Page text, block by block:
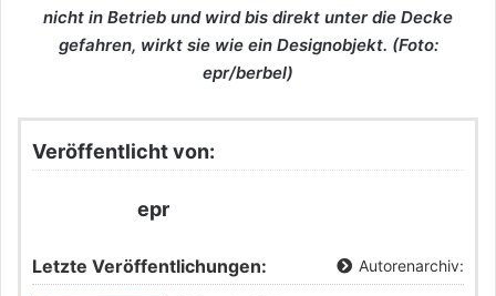
nicht in Betrieb und wird bis direkt unter die Decke
gefahren, wirkt sie wie ein Designobjekt. (Foto:
epr/berbel)
Veröffentlicht von:
epr
Letzte Veröffentlichungen: Autorenarchiv: